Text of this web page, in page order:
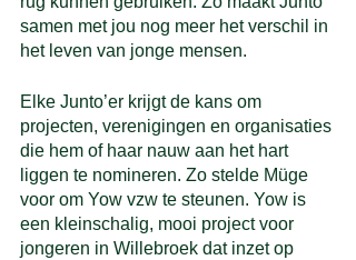
samen met jou nog meer het verschil in
het leven van jonge mensen.
Elke Junto’er krijgt de kans om
projecten, verenigingen en organisaties
die hem of haar nauw aan het hart
liggen te nomineren. Zo stelde Müge
voor om Yow vzw te steunen. Yow is
een kleinschalig, mooi project voor
jongeren in Willebroek dat inzet op